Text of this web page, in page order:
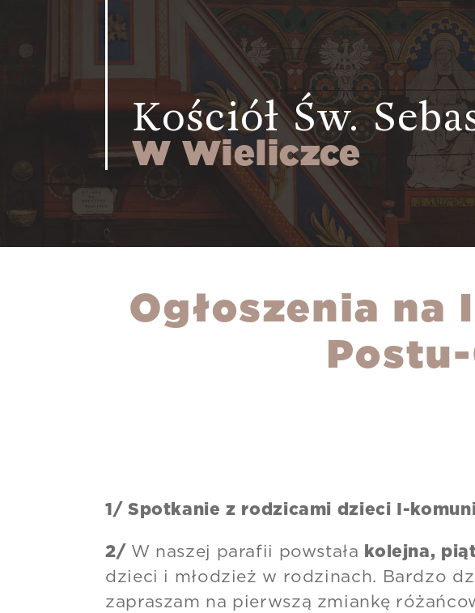
Kościół Św.
W Wieliczce
Ogłoszenia
1/ Spotkanie z rodzicami dzieci I-
2/ W naszej parafii powstała kolejna,
dzieci i młodzież w rodzinach. Bardzo
zapraszam na pierwszą zmiankę